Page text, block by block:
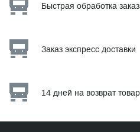
Быстрая обработка
Заказ экспресс доставки
14 дней на возврат